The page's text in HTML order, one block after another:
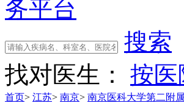
搜索
找对医生：
按医
首页> 江苏> 南京> 南京医科大学第二附